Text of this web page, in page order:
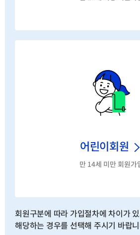
어린이회원
만 14세 미만 회원가
회원구분에 따라 가입절차에 차이가
해당하는 경우를 선택해 주시기 바랍